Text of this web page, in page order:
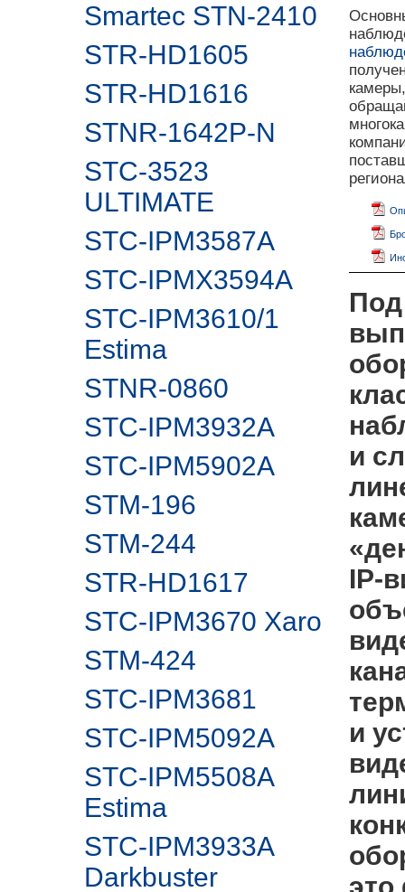
Smartec STN-2410
STR-HD1605
STR-HD1616
STNR-1642P-N
STC-3523
ULTIMATE
STC-IPM3587A
STC-IPMX3594A
STC-IPM3610/1
Estima
STNR-0860
STC-IPM3932A
STC-IPM5902А
STM-196
STM-244
STR-HD1617
STC-IPM3670 Xaro
STM-424
STC-IPM3681
STC-IPM5092A
STC-IPM5508A
Estima
STC-IPM3933A
Darkbuster
Под
и
IP-
и